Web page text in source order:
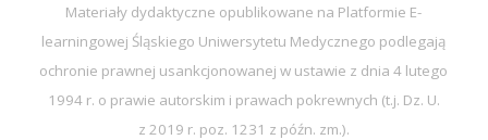
Materiały dydaktyczne opublikowane na Platformie E-
learningowej Śląskiego Uniwersytetu Medycznego podlegają
ochronie prawnej usankcjonowanej w ustawie z dnia 4 lutego
1994 r. o prawie autorskim i prawach pokrewnych (t.j. Dz. U.
z 2019 r. poz. 1231 z późn. zm.).